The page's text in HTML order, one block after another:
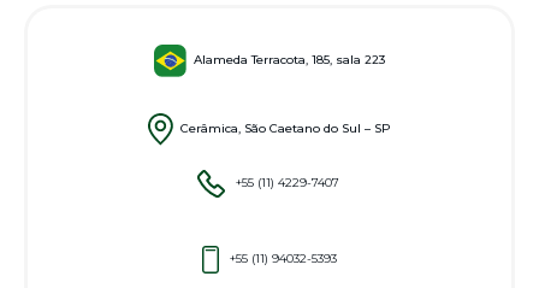
Alameda Terracota, 185, sala 223
Cerâmica, São Caetano do Sul – SP
+55 (11) 4229-7407
+55 (11) 94032-5393